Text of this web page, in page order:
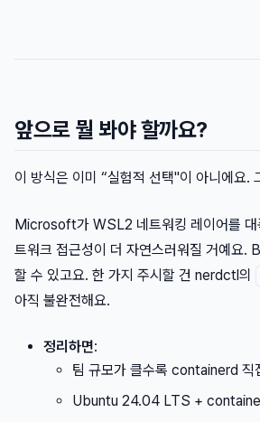
앞으로 뭘 봐야 할까요?
이 방식은 이미 “실험적 선택"이 아니에요.
Microsoft가 WSL2 네트워킹 레이어를
트워크 접근성이 더 자연스러워질 거예요
할 수 있고요. 한 가지 주시할 건 nerdctl의
아직 불완전해요.
정리하면:
팀 규모가 클수록 containerd 직
Ubuntu 24.04 LTS +